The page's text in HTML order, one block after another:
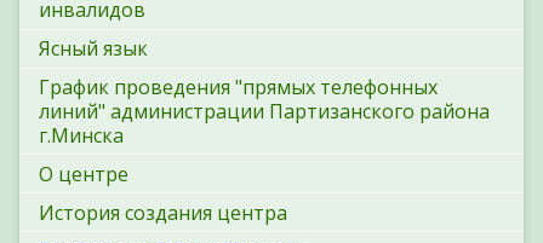
инвалидов
Ясный язык
График проведения "прямых телефонных
линий" администрации Партизанского района
г.Минска
О центре
История создания центра